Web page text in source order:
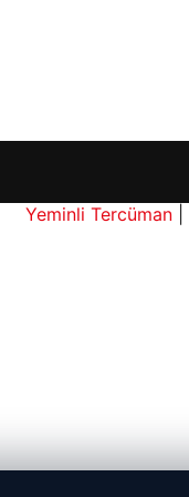
Yeminli Tercüman